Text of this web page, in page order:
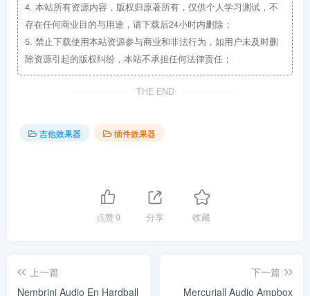
4. 本站所有资源内容，版权归原著所有，仅供个人学习测试，不
存在任何商业目的与用途，请下载后24小时内删除；
5. 禁止下载使用本站资源参与商业和非法行为，如用户未及时删
除资源引起的版权纠纷，本站不承担任何法律责任；
THE END
吉他效果器 插件效果器
点赞9 分享 收藏
上一篇
Nembrini Audio En Hardball
下一篇
Mercuriall Audio Ampbox